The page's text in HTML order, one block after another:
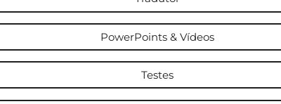
PowerPoints & Vídeos
Testes